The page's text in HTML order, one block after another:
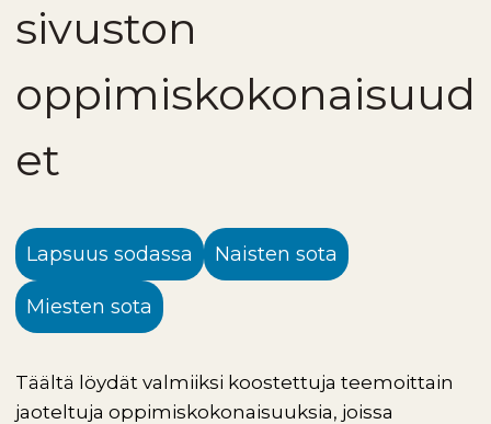
sivuston
oppimiskokonaisuud
et
Lapsuus sodassa Naisten sota
Miesten sota
Täältä löydät valmiiksi koostettuja teemoittain
jaoteltuja oppimiskokonaisuuksia, joissa